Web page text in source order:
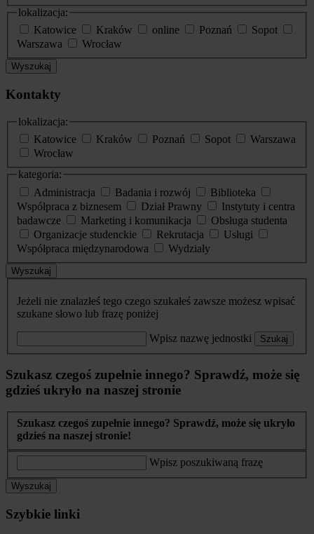
lokalizacja:
Katowice
Kraków online Poznań
Sopot
Warszawa
Wrocław
Wyszukaj
Kontakty
lokalizacja:
Katowice
Kraków Poznań Sopot
Warszawa
Wrocław
kategoria:
Administracja
Badania i rozwój
Biblioteka
Współpraca z biznesem
Dział Prawny
Instytuty i centra
badawcze
Marketing i komunikacja
Obsługa studenta
Organizacje studenckie
Rekrutacja
Usługi
Współpraca międzynarodowa
Wydziały
Wyszukaj
Jeżeli nie znalazłeś tego czego szukałeś zawsze możesz wpisać
szukane słowo lub frazę poniżej
Wpisz nazwę jednostki Szukaj
Szukasz czegoś zupełnie innego? Sprawdź, może się
gdzieś ukryło na naszej stronie
Szukasz czegoś zupełnie innego? Sprawdź, może się ukryło
gdzieś na naszej stronie!
Wpisz poszukiwaną frazę
Wyszukaj
Szybkie linki